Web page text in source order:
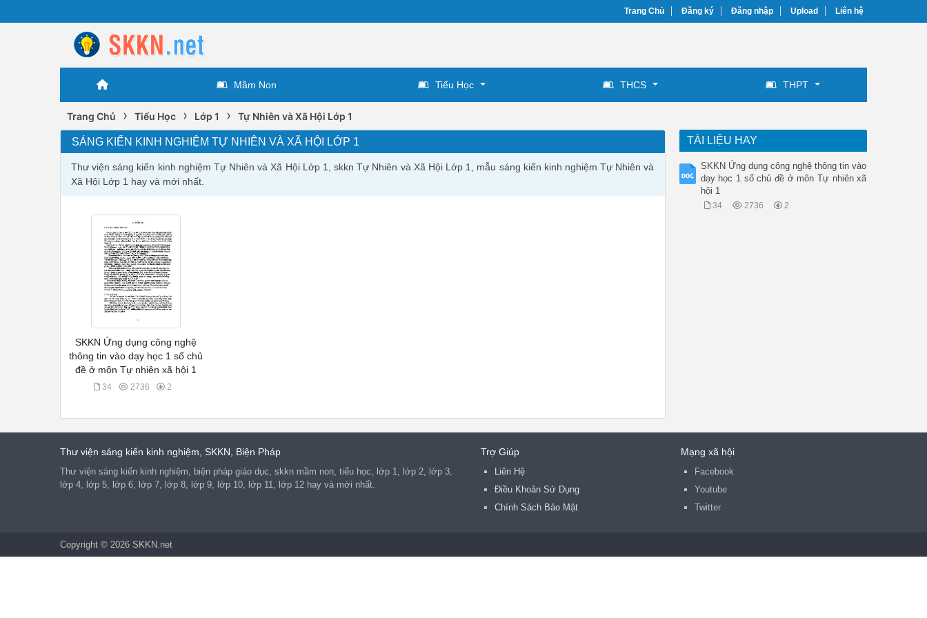
Trang Chủ Đăng ký Đăng nhập Upload Liên hệ
Mầm Non Tiểu Học THCS THPT
Trang Chủ › Tiểu Học › Lớp 1 › Tự Nhiên và Xã Hội Lớp 1
SÁNG KIẾN KINH NGHIỆM TỰ NHIÊN VÀ XÃ HỘI LỚP 1
Thư viện sáng kiến kinh nghiệm Tự Nhiên và Xã Hội Lớp 1, skkn Tự Nhiên và Xã Hội Lớp 1, mẫu sáng kiến kinh nghiệm Tự Nhiên và
Xã Hội Lớp 1 hay và mới nhất.
SKKN Ứng dụng công nghệ
thông tin vào dạy học 1 số chủ
đề ở môn Tự nhiên xã hội 1
34 2736 2
TÀI LIỆU HAY
SKKN Ứng dụng công nghệ thông tin vào
dạy học 1 số chủ đề ở môn Tự nhiên xã
hội 1
34 2736 2
Thư viện sáng kiến kinh nghiệm, SKKN, Biện Pháp
Thư viện sáng kiến kinh nghiệm, biện pháp giáo dục, skkn mầm non, tiểu học, lớp 1, lớp 2, lớp 3,
lớp 4, lớp 5, lớp 6, lớp 7, lớp 8, lớp 9, lớp 10, lớp 11, lớp 12 hay và mới nhất.
Trợ Giúp
Liên Hệ
Điều Khoản Sử Dụng
Chính Sách Bảo Mật
Mạng xã hội
Facebook
Youtube
Twitter
Copyright © 2026 SKKN.net